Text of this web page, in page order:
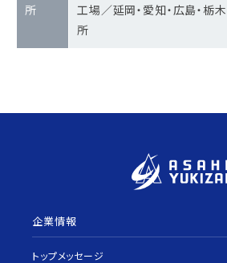
所
工場／延岡・愛知・広島・
所
企業情報
トップメッセージ